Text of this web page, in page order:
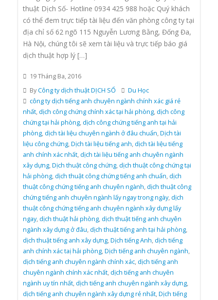
thuật Dịch Số- Hotline 0934 425 988 hoặc Quý khách
có thể đem trực tiếp tài liệu đến văn phòng công ty tại
địa chỉ số 62 ngõ 115 Nguyễn Lương Bằng, Đống Đa,
Hà Nội, chúng tôi sẽ xem tài liệu và trực tiếp báo giá
dịch thuật hợp lý […]
19 Tháng Ba, 2016
ByCông ty dịch thuật DỊCH SỐ
Du Học
công ty dịch tiếng anh chuyên ngành chính xác giá rẻ
nhất,dịch công chứng chính xác tại hải phòng,dịch công
chứng tại hải phòng,dịch công chứng tiếng anh tại hải
phòng,dịch tài liệu chuyên ngành ở đâu chuẩn,Dịch tài
liệu công chứng,Dịch tài liệu tiếng anh,dịch tài liệu tiếng
anh chính xác nhất,dịch tài liệu tiếng anh chuyên ngành
xây dựng,Dịch thuật công chứng,dịch thuật công chứng tại
hải phòng,dịch thuật công chứng tiếng anh chuẩn,dịch
thuật công chứng tiếng anh chuyên ngành,dịch thuật công
chứng tiếng anh chuyên ngành lấy ngay trong ngày,dịch
thuật công chứng tiếng anh chuyên ngành xây dựng lấy
ngay,dịch thuật hải phòng,dịch thuật tiếng anh chuyên
ngành xây dựng ở đâu,dịch thuật tiếng anh tại hải phòng,
dịch thuật tiếng anh xây dựng,Dịch tiếng Anh,dịch tiếng
anh chính xác taị hải phòng,Dịch tiếng anh chuyên ngành,
dịch tiếng anh chuyên ngành chính xác,dịch tiếng anh
chuyên ngành chính xác nhất,dịch tiếng anh chuyên
ngành uy tín nhất,dịch tiếng anh chuyên ngành xây dựng,
dịch tiếng anh chuyên ngành xây dựng rẻ nhất,Dịch tiếng